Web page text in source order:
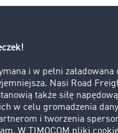
o
i ciekawostki ze
Przejdź do bloga